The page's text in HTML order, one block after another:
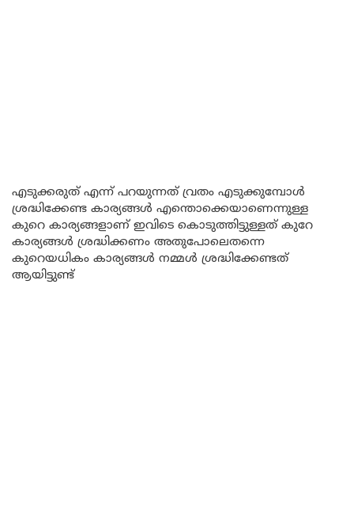
എടുക്കരുത് എന്ന് പറയുന്നത് വ്രതം എടുക്കുമ്പോൾ
ശ്രദ്ധിക്കേണ്ട കാര്യങ്ങൾ എന്തൊക്കെയാണെന്നുള്ള
കുറെ കാര്യങ്ങളാണ് ഇവിടെ കൊടുത്തിട്ടുള്ളത് കുറേ
കാര്യങ്ങൾ ശ്രദ്ധിക്കണം അതുപോലെതന്നെ
കുറെയധികം കാര്യങ്ങൾ നമ്മൾ ശ്രദ്ധിക്കേണ്ടത്
ആയിട്ടുണ്ട്